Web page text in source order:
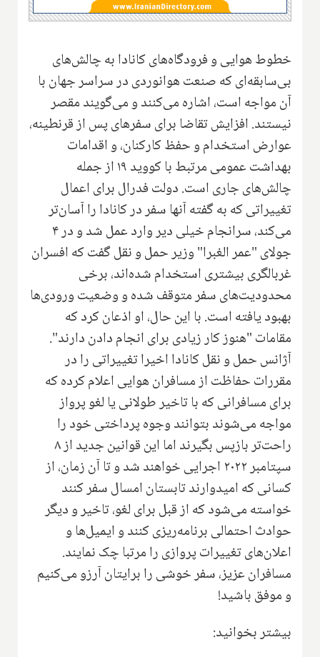
خطوط هوایی و فرودگاه‌های کانادا به چالش‌های
بی‌سابقه‌ای که صنعت هوانوردی در سراسر جهان با
آن مواجه است، اشاره می‌کنند و می‌گویند مقصر
نیستند. افزایش تقاضا برای سفرهای پس از قرنطینه،
عوارض استخدام و حفظ کارکنان، و اقدامات
بهداشت عمومی مرتبط با کووید ۱۹ از جمله
چالش‌های جاری است. دولت فدرال برای اعمال
تغییراتی که به گفته آنها سفر در کانادا را آسان‌تر
می‌کند، سرانجام خیلی دیر وارد عمل شد و در ۴
جولای "عمر الغبرا" وزیر حمل و نقل گفت که افسران
غربالگری بیشتری استخدام شده‌اند، برخی
محدودیت‌های سفر متوقف شده و وضعیت ورودی‌ها
بهبود یافته است. با این حال، او اذعان کرد که
مقامات "هنوز کار زیادی برای انجام دادن دارند".
آژانس حمل و نقل کانادا اخیرا تغییراتی را در
مقررات حفاظت از مسافران هوایی اعلام کرده که
برای مسافرانی که با تاخیر طولانی یا لغو پرواز
مواجه می‌شوند بتوانند وجوه پرداختی خود را
راحت‌تر بازپس بگیرند اما این قوانین جدید از ۸
سپتامبر ۲۰۲۲ اجرایی خواهند شد و تا آن زمان، از
کسانی که امیدوارند تابستان امسال سفر کنند
خواسته می‌شود که از قبل برای لغو، تاخیر و دیگر
حوادث احتمالی برنامه‌ریزی کنند و ایمیل‌ها و
اعلان‌های تغییرات پروازی را مرتبا چک نمایند.
مسافران عزیز، سفر خوشی را برایتان آرزو می‌کنیم
و موفق باشید!
بیشتر بخوانید: